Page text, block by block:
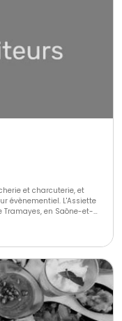
et charcuterie, et
évènementiel. L'Assiette
Tramayes, en Saône-et-
de boucherie et
plats cuisinés à
des spécialités
avec soin. À votre
boutique ou lors
confiance à l'Assiette